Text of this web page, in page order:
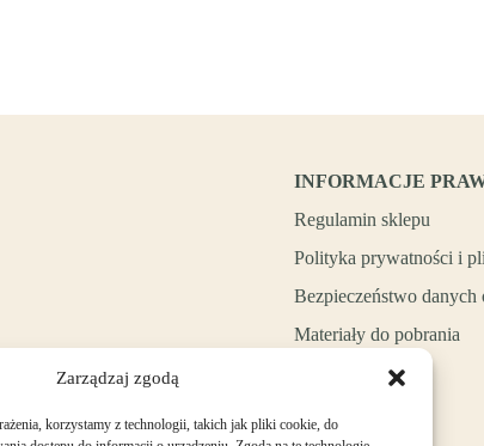
Zarządzaj zgodą
korzystamy z technologii, takich jak pliki cookie, do
INFORMACJE
Regulamin sklepu
Polityka prywatności i
Bezpieczeństwo danych
Materiały do pobrania